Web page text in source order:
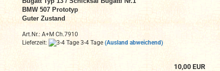
BMW 507 Prototyp
Guter Zustand
Art.Nr.: A+M Ch.7910
Lieferzeit:
3-4 Tage (Ausland abweichend)
10,00 EUR